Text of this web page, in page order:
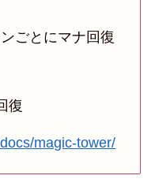
ごとにマナ回復
復
magic-tower/